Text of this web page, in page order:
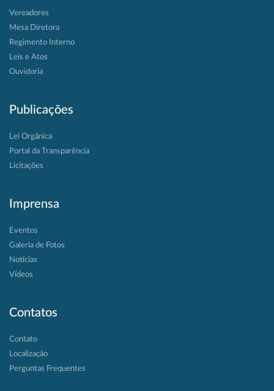
Vereadores
Mesa Diretora
Regimento Interno
Leis e Atos
Ouvidoria
Publicações
Lei Orgânica
Portal da Transparência
Licitações
Imprensa
Eventos
Galeria de Fotos
Notícias
Vídeos
Contatos
Contato
Localização
Perguntas Frequentes